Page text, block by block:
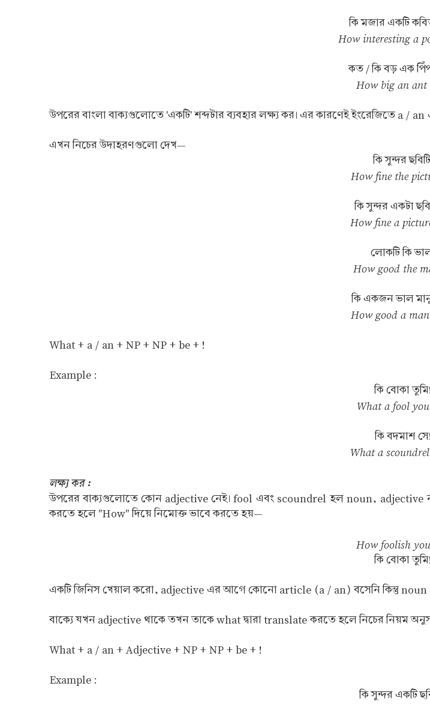
কি মজার একটি
How interesting a
কত / কি বড় এক
How big an
উপরের বাংলা বাক্যগুলোতে 'একটি' শব্দটার ব্যবহার লক্ষ্য কর। এর কারণেই ইংরেজিতে a /
এখন নিচের উদাহরণগুলো দেখ—
কি সুন্দর
How fine the
কি সুন্দর একটা
How fine a
লোকটি কি
How good the
কি একজন ভাল
How good a
What + a / an + NP + NP + be + !
Example :
কি বোকা
What a fool
কি বদমাশ
What a
লক্ষ্য কর :
উপরের বাক্যগুলোতে কোন adjective নেই। fool এবং scoundrel হল noun,
করতে হলে "How" দিয়ে নিমোক্ত ভাবে করতে হয়—
How foolish
কি বোকা
একটি জিনিস খেয়াল করো, adjective এর আগে কোনো article (a / an) বসেনি কিন্তু noun
বাক্যে যখন adjective থাকে তখন তাকে what দ্বারা translate করতে হলে নিচের নিয়ম
What + a / an + Adjective + NP + NP + be + !
Example :
কি সুন্দর একটি